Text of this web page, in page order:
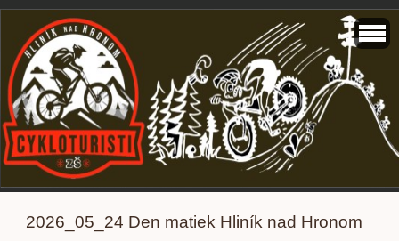
2026_05_24 Den matiek Hliník nad Hronom